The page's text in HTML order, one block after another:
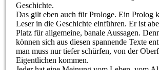
Geschichte.
Das gilt eben auch für Prologe. Ein Prolog
Leser in die Geschichte einführen. Er ist
Platz für allgemeine, banale Aussagen.
können sich aus diesen spannende Texte
man muss nur tiefer schürfen, von der
Eigentlichen kommen.